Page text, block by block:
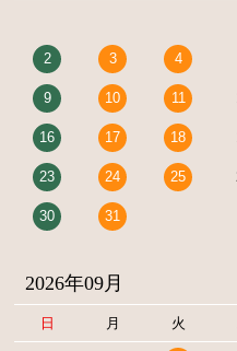
2 3 4
9 10 11
16 17 18
23 24 25
30 31
2026年09月
日 月 火